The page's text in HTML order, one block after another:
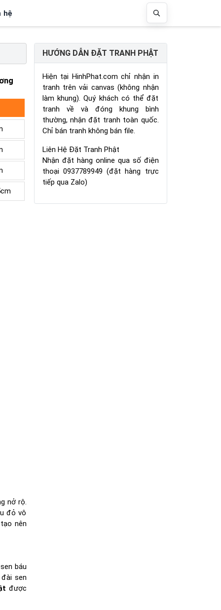
hệ
nở rộ.
đỏ vô
nên
báu
sen
được
HƯỚNG DẪN ĐẶT TRANH PHẬT
Hiện tại HinhPhat.com chỉ nhận in
tranh trên vải canvas (không nhận
làm khung). Quý khách có thể đặt
tranh về và đóng khung bình
thường, nhận đặt tranh toàn quốc.
Chỉ bán tranh không bán file.
Liên Hệ Đặt Tranh Phật
Nhận đặt hàng online qua số điện
thoại 0937789949 (đặt hàng trực
tiếp qua Zalo)